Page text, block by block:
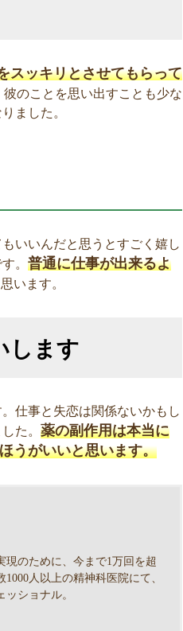
スッキリとさせてもらって
のことを思い出すことも少な
ました。
いいんだと思うとすごく嬉し
。 普通に仕事が出来るよ
います。
します
仕事と失恋は関係ないかもし
た。 薬の副作用は本当に
うがいいと思います。
のために、今まで1万回を超
人以上の精神科医院にて、
ショナル。